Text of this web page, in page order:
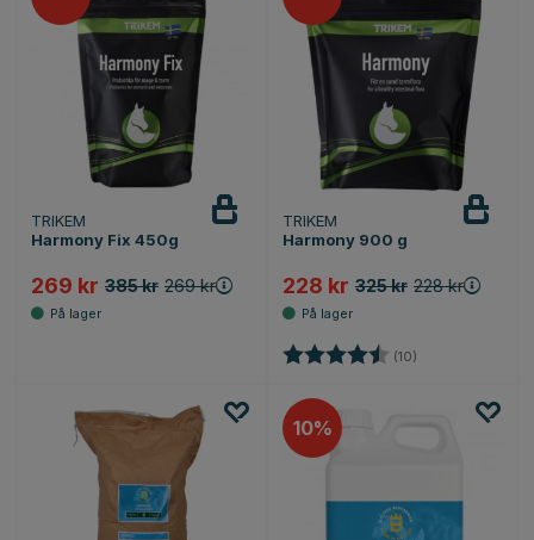
TRIKEM
Harmony Fix 450g
269 kr 385 kr 269 kr
TRIKEM
Harmony 900 g
228 kr 325 kr 228 kr
Karakter: (10)
10%